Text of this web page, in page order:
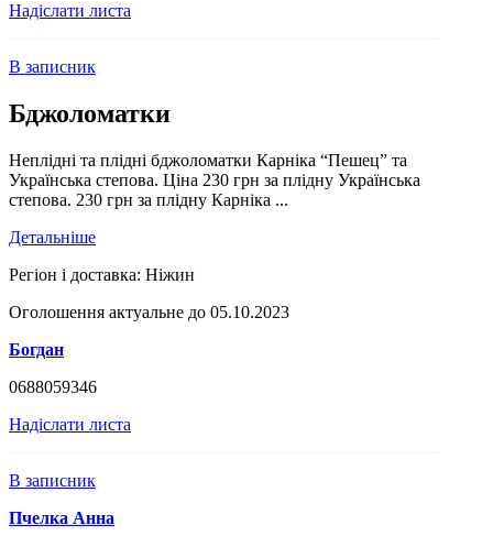
Надіслати листа
В записник
Бджоломатки
Неплідні та плідні бджоломатки Карніка “Пешец” та
Українська степова. Ціна 230 грн за плідну Українська
степова. 230 грн за плідну Карніка ...
Детальніше
Регіон і доставка: Ніжин
Оголошення актуальне до 05.10.2023
Богдан
0688059346
Надіслати листа
В записник
Пчелка Анна